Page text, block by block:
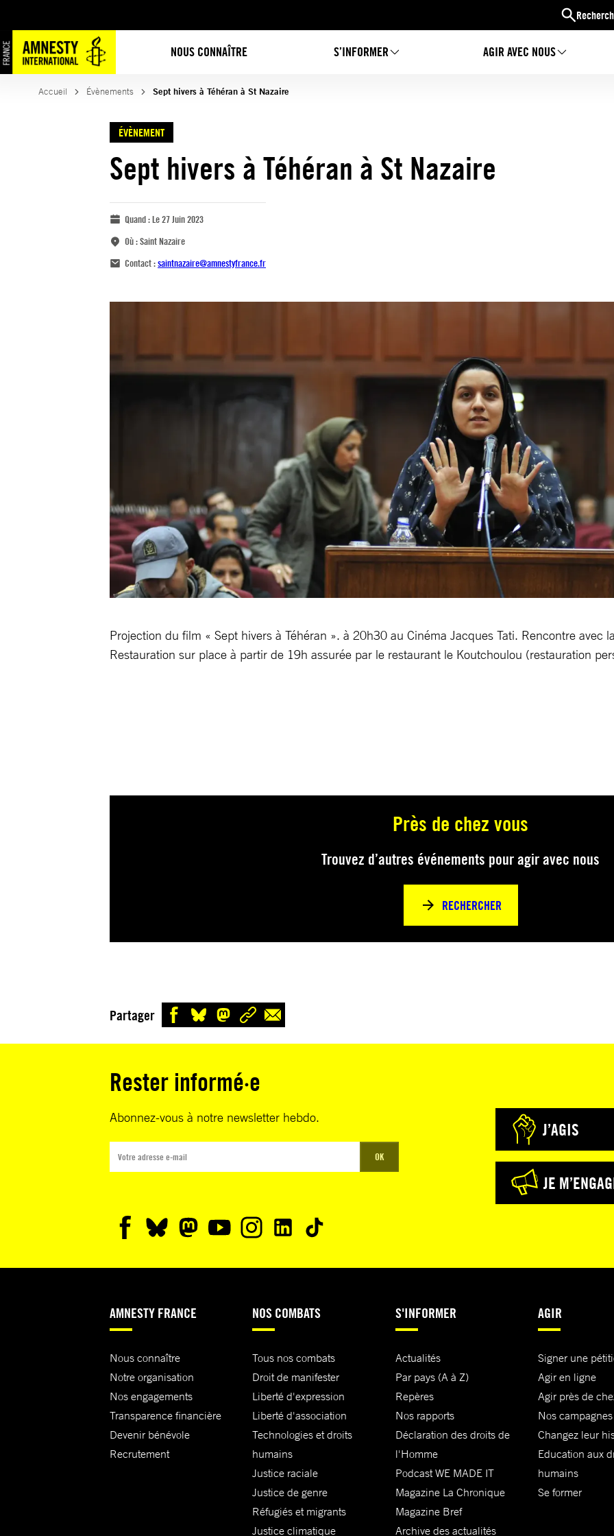
NOUS CONNAÎTRE S’INFORMER AGIR AVEC NOUS
Accueil Évènements Sept hivers à Téhéran à St Nazaire
ÉVÈNEMENT
Sept hivers à Téhéran à St Nazaire
Quand :Le 27 Juin 2023
Où :Saint Nazaire
Contact :saintnazaire@amnestyfrance.fr
Projection du film « Sept hivers à Téhéran ». à 20h30 au Cinéma Jacques Tati. Rencontre avec
Restauration sur place à partir de 19h assurée par le restaurant le Koutchoulou (restauration
Près de chez vous
Trouvez d’autres événements pour agir avec nous
RECHERCHER
Partager
Rester informé·e
Abonnez-vous à notre newsletter hebdo.
OK
J’AGIS
JE
AMNESTY FRANCE
Nous connaître
Notre organisation
Nos engagements
Transparence financière
Devenir bénévole
Recrutement
NOS COMBATS
Tous nos combats
Droit de manifester
Liberté d'expression
Liberté d'association
Technologies et droits
humains
Justice raciale
Justice de genre
Réfugiés et migrants
Justice climatique
S'INFORMER
Actualités
Par pays (A à Z)
Repères
Nos rapports
Déclaration des droits de
l'Homme
Podcast WE MADE IT
Magazine La Chronique
Magazine Bref
Archive des actualités
AGIR
Signer une
Agir en ligne
Agir près de
Nos campagnes
Changez leur
Education aux
humains
Se former